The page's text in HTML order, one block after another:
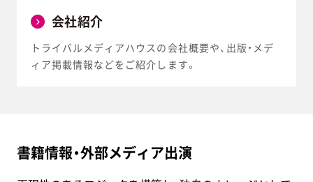
会社紹介
トライバルメディアハウスの会社概要や、出版・メデ
ィア掲載情報などをご紹介します。
書籍情報・外部メディア出演